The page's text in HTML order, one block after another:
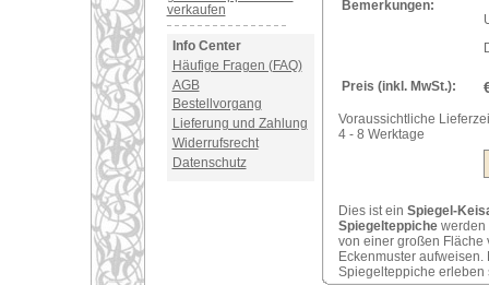
verkaufen
Info Center
Häufige Fragen (FAQ)
AGB
Bestellvorgang
Lieferung und Zahlung
Widerrufsrecht
Datenschutz
Bemerkungen:
Preis (inkl. MwSt.):
Voraussichtliche
4 - 8 Werktage
Dies ist ein Spiegel-
Spiegelteppichewerden
von einer großen Fläche
Eckenmuster
Spiegelteppiche erleben